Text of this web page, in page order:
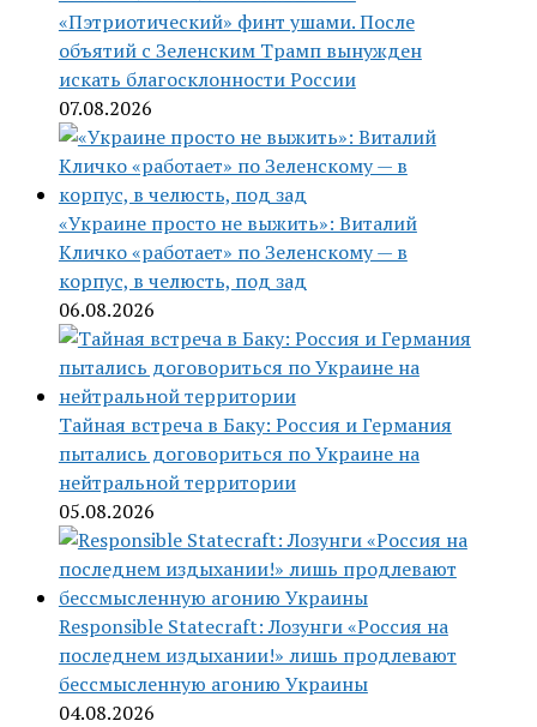
«Пэтриотический» финт ушами. После
объятий с Зеленским Трамп вынужден
искать благосклонности России
07.08.2026
«Украине просто не выжить»: Виталий
Кличко «работает» по Зеленскому — в
корпус, в челюсть, под зад
06.08.2026
Тайная встреча в Баку: Россия и Германия
пытались договориться по Украине на
нейтральной территории
05.08.2026
Responsible Statecraft: Лозунги «Россия на
последнем издыхании!» лишь продлевают
бессмысленную агонию Украины
04.08.2026